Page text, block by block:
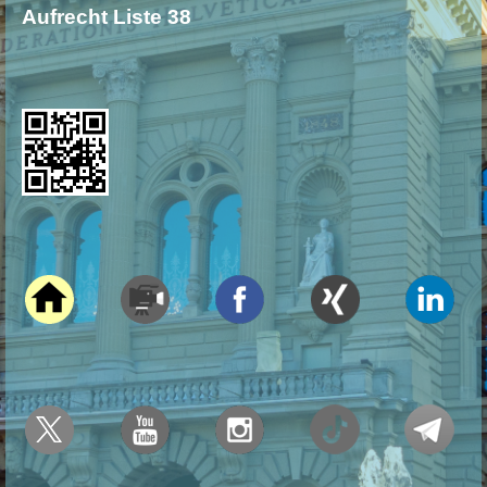
Aufrecht Liste 38